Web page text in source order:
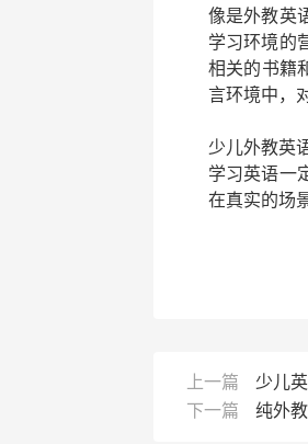
像是外教英
学习环境的
相关的书籍
言环境中，
少儿外教英
学习英语一
在真实的场
上一篇
少儿
下一篇
纯外